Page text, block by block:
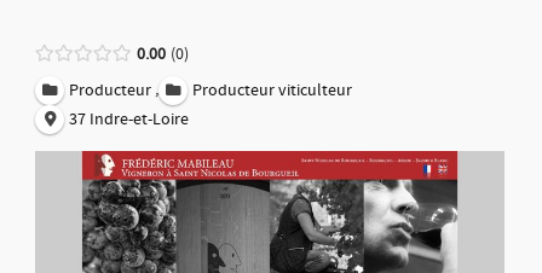
0.00 0
Producteur ,
Producteur viticulteur
37 Indre-et-Loire